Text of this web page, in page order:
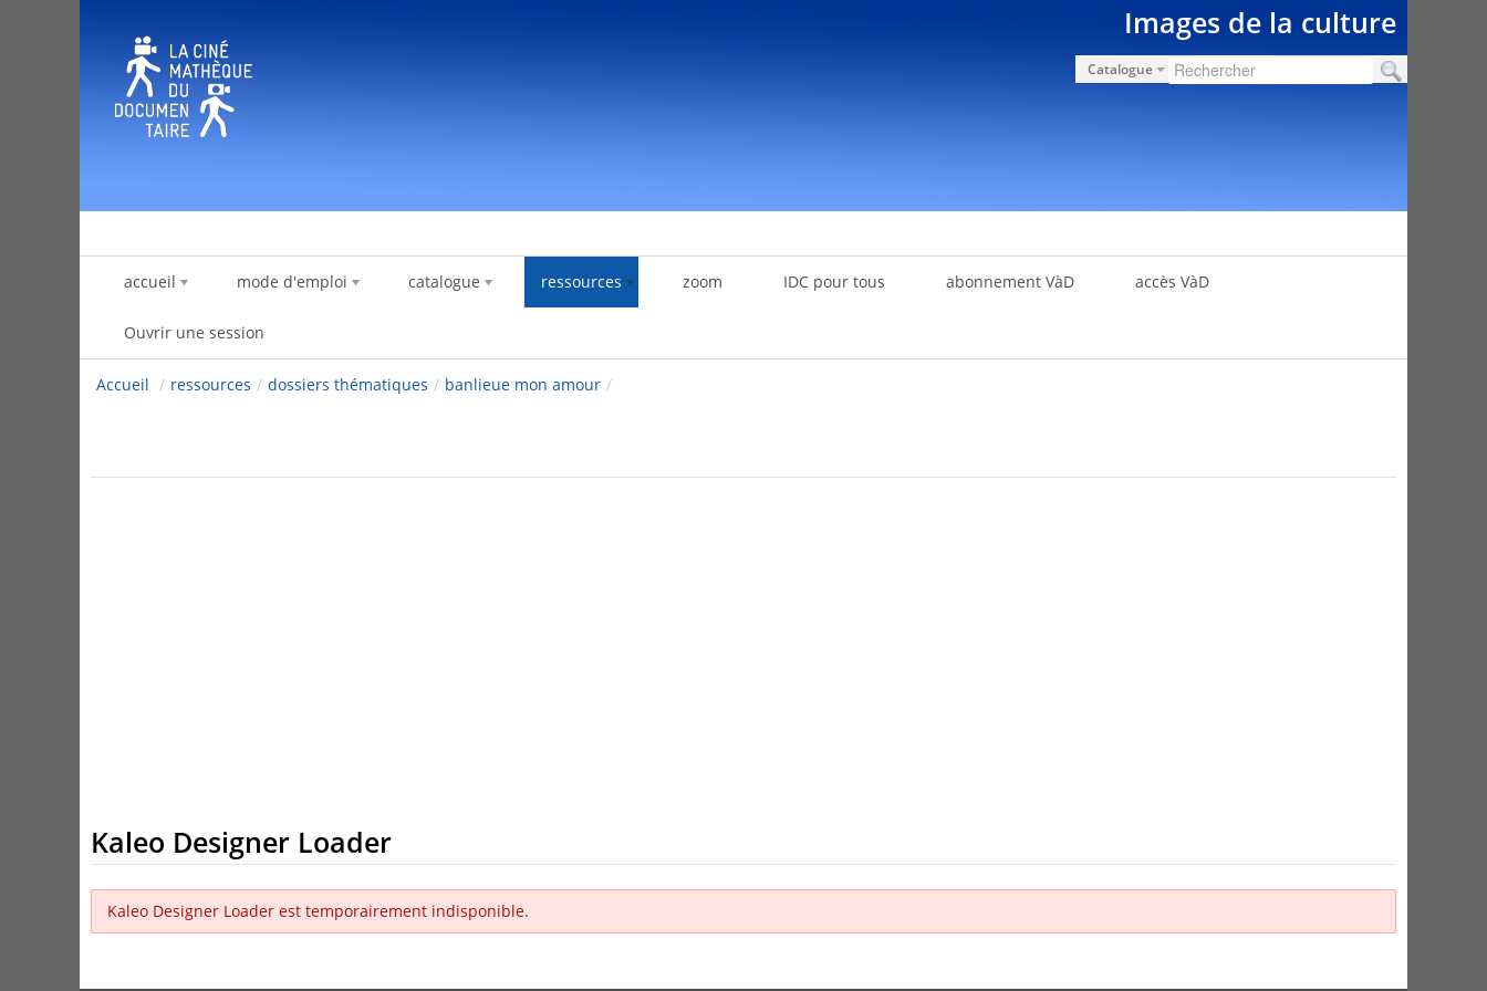
Images de la culture
Catalogue
accueil mode d'emploi catalogue ressources zoom IDC pour tous abonnement VàD accès VàD
Ouvrir une session
Accueil / ressources / dossiers thématiques / banlieue mon amour /
Kaleo Designer Loader
Kaleo Designer Loader est temporairement indisponible.